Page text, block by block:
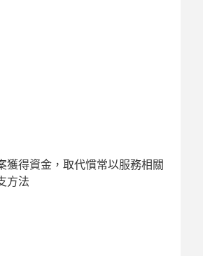
獲得資金，取代慣常以服務相關
方法